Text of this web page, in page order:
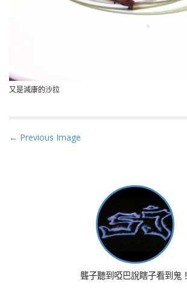
又是減康的沙拉
P
← Previous Image
聾子聽到啞巴說瞎子看到鬼！